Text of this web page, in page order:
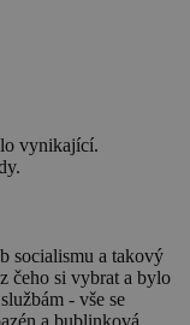
vynikající.
socialismu a takový
čeho si vybrat a bylo
- vše se
a bublinková